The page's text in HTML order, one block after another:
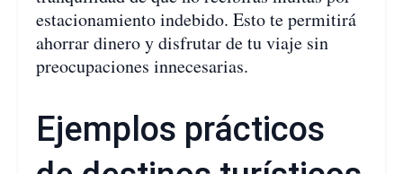
estacionamiento indebido. Esto te permitirá
ahorrar dinero y disfrutar de tu viaje sin
preocupaciones innecesarias.
Ejemplos prácticos